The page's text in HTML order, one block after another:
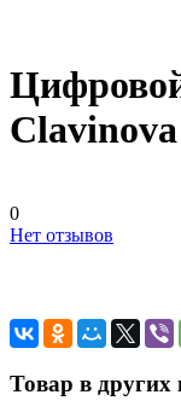
0
Нет отзывов
Товар в других